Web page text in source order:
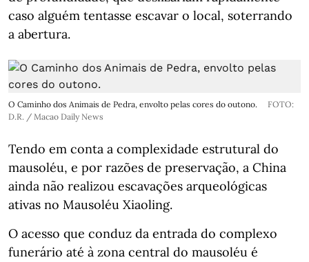
caso alguém tentasse escavar o local, soterrando
a abertura.
O Caminho dos Animais de Pedra, envolto pelas cores do outono.
FOTO:
D.R. / Macao Daily News
Tendo em conta a complexidade estrutural do
mausoléu, e por razões de preservação, a China
ainda não realizou escavações arqueológicas
ativas no Mausoléu Xiaoling.
O acesso que conduz da entrada do complexo
funerário até à zona central do mausoléu é